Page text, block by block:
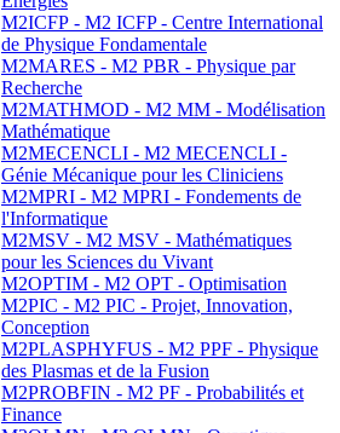
M2ICFP - M2 ICFP - Centre International
de Physique Fondamentale
M2MARES - M2 PBR - Physique par
Recherche
M2MATHMOD - M2 MM - Modélisation
Mathématique
M2MECENCLI - M2 MECENCLI -
Génie Mécanique pour les Cliniciens
M2MPRI - M2 MPRI - Fondements de
l'Informatique
M2MSV - M2 MSV - Mathématiques
pour les Sciences du Vivant
M2OPTIM - M2 OPT - Optimisation
M2PIC - M2 PIC - Projet, Innovation,
Conception
M2PLASPHYFUS - M2 PPF - Physique
des Plasmas et de la Fusion
M2PROBFIN - M2 PF - Probabilités et
Finance